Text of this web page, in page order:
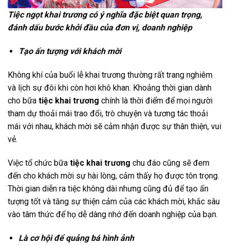
Tiệc ngọt khai trương có ý nghĩa đặc biệt quan trọng,
đánh dấu bước khởi đầu của đơn vị, doanh nghiệp
Tạo ấn tượng với khách mời
Không khí của buổi lễ khai trương thường rất trang nghiêm
và lịch sự đôi khi còn hơi khô khan. Khoảng thời gian dành
cho bữa tiệc khai trương chính là thời điểm để mọi người
tham dự thoải mái trao đổi, trò chuyện và tương tác thoải
mái với nhau, khách mời sẽ cảm nhận được sự thân thiện, vui
vẻ.
Việc tổ chức bữa tiệc khai trương chu đáo cũng sẽ đem
đến cho khách mời sự hài lòng, cảm thấy họ được tôn trọng.
Thời gian diễn ra tiệc không dài nhưng cũng đủ để tạo ấn
tượng tốt và tăng sự thiện cảm của các khách mời, khắc sâu
vào tâm thức để họ dễ dàng nhớ đến doanh nghiệp của bạn.
Là cơ hội để quảng bá hình ảnh